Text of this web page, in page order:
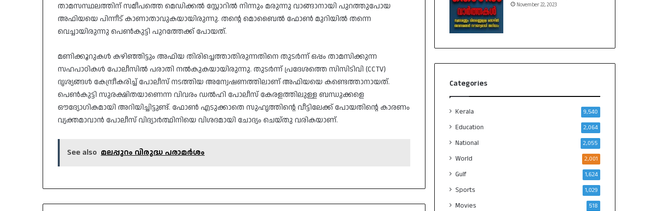
താമസസ്ഥലത്തിന് സമീപത്തെ മെഡിക്കൽ സ്റ്റോറിൽ നിന്നും മരുന്നു വാങ്ങാനായി പുറത്തുപോയ
അഫിയയെ പിന്നീട് കാണാതാവുകയായിരുന്നു. തന്റെ മൊബൈൽ ഫോൺ മുറിയിൽ തന്നെ
വെച്ചായിരുന്നു പെൺകുട്ടി പുറത്തേക്ക് പോയത്.
​മണിക്കൂറുകൾ കഴിഞ്ഞിട്ടും അഫിയ തിരിച്ചെത്താതിരുന്നതിനെ തുടർന്ന് ഒപ്പം താമസിക്കുന്ന
സഹപാഠികൾ പോലീസിൽ പരാതി നൽകുകയായിരുന്നു. തുടർന്ന് പ്രദേശത്തെ സിസിടിവി (CCTV)
ദൃശ്യങ്ങൾ കേന്ദ്രീകരിച്ച് പോലീസ് നടത്തിയ അന്വേഷണത്തിലാണ് അഫിയയെ കണ്ടെത്താനായത്.
പെൺകുട്ടി സുരക്ഷിതയാണെന്ന വിവരം ഡൽഹി പോലീസ് കേരളത്തിലുള്ള ബന്ധുക്കളെ
ഔദ്യോഗികമായി അറിയിച്ചിട്ടുണ്ട്. ഫോൺ എടുക്കാതെ സുഹൃത്തിന്റെ വീട്ടിലേക്ക് പോയതിന്റെ കാരണം
വ്യക്തമാവാൻ പോലീസ് വിദ്യാർത്ഥിനിയെ വിശദമായി ചോദ്യം ചെയ്തു വരികയാണ്.
See also മലപ്പുറം വിരുദ്ധ പരാമർശം
November 22, 2023
Categories
Kerala 9,540
Education 2,064
National 2,055
World 2,001
Gulf 1,624
Sports 1,029
Movies 518